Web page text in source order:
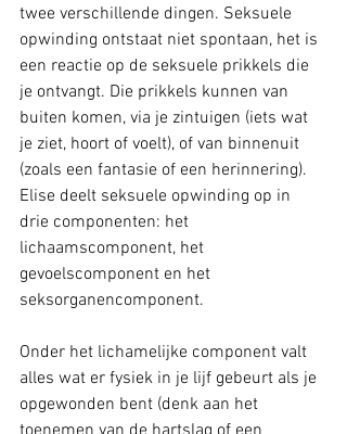
twee verschillende dingen. Seksuele
opwinding ontstaat niet spontaan, het is
een reactie op de seksuele prikkels die
je ontvangt. Die prikkels kunnen van
buiten komen, via je zintuigen (iets wat
je ziet, hoort of voelt), of van binnenuit
(zoals een fantasie of een herinnering).
Elise deelt seksuele opwinding op in
drie componenten: het
lichaamscomponent, het
gevoelscomponent en het
seksorganencomponent.
Onder het lichamelijke component valt
alles wat er fysiek in je lijf gebeurt als je
opgewonden bent (denk aan het